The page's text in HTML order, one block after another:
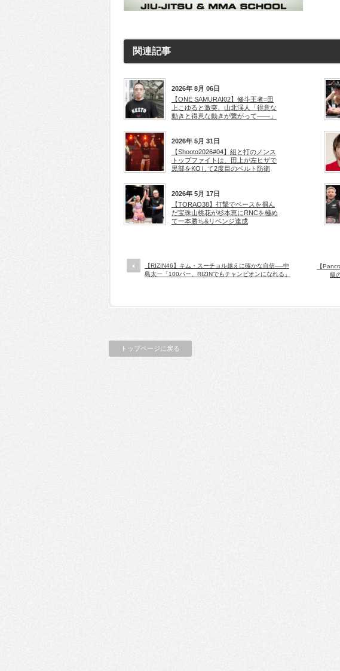
関連記事
2026年 8月 06日
【ONE SAMURAI02】修斗王者=田
上こゆると激突、山北渓人「得意な
動きと得意な動きが繋がって――」
2026年 5月 31日
【Shooto2026#04】組と打のノンス
トップファイトは、田上が左ヒザで
黒部をKOして2度目のベルト防衛
2026年 5月 17日
【TORAO38】打撃でペースを掴ん
だ宝珠山桃花が杉本恵にRNCを極め
て一本勝ち&リベンジ達成
【RIZIN46】キム・スーチョル越えに確かな自信──中
島太一「100パー、RIZINでもチャンピオンになれる」
【
級
トップページに戻る